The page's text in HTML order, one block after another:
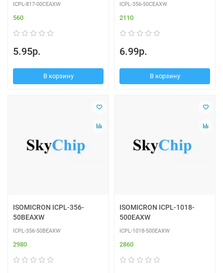
ICPL-817-00CEAXW
560
5.95р.
В корзину
ICPL-356-50CEAXW
2110
6.99р.
В корзину
ISOMICRON ICPL-356-
50BEAXW
ICPL-356-50BEAXW
2980
ISOMICRON ICPL-1018-
500EAXW
ICPL-1018-500EAXW
2860